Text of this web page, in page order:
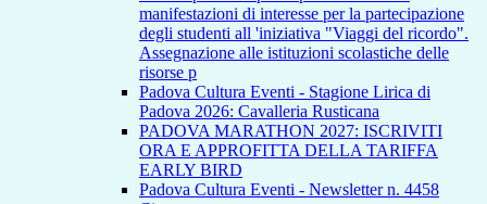
manifestazioni di interesse per la partecipazione
degli studenti all 'iniziativa "Viaggi del ricordo".
Assegnazione alle istituzioni scolastiche delle
risorse p
Padova Cultura Eventi - Stagione Lirica di
Padova 2026: Cavalleria Rusticana
PADOVA MARATHON 2027: ISCRIVITI
ORA E APPROFITTA DELLA TARIFFA
EARLY BIRD
Padova Cultura Eventi - Newsletter n. 4458